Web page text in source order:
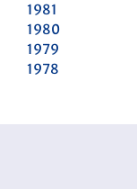
1981
1980
1979
1978